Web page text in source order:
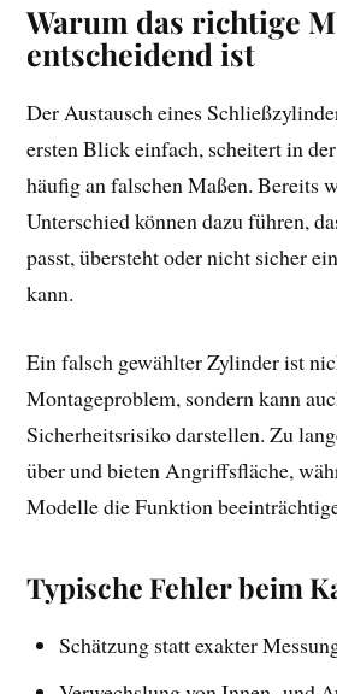
Warum das richtige
entscheidend ist
Der Austausch eines
ersten Blick einfach, scheitert in
häufig an falschen Maßen. Bereits
Unterschied können dazu führen,
passt, übersteht oder nicht sicher
kann.
Ein falsch gewählter Zylinder ist
Montageproblem, sondern kann
Sicherheitsrisiko darstellen. Zu
über und bieten Angriffsfläche,
Modelle die Funktion
Typische Fehler beim
Schätzung statt exakter